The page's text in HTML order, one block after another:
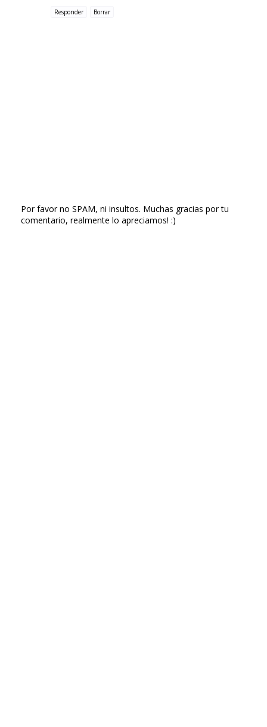
Responder Borrar
Por favor no SPAM, ni insultos. Muchas gracias por tu
comentario, realmente lo apreciamos! :)